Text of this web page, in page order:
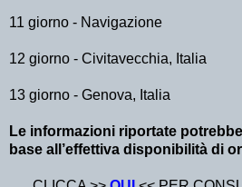
11 giorno - Navigazione
12 giorno - Civitavecchia, Italia
13 giorno - Genova, Italia
Le informazioni riportate
base all’effettiva disponibilità di